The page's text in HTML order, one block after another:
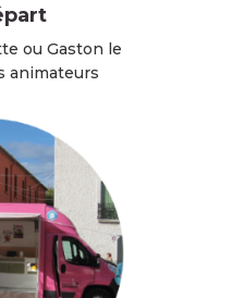
ou Gaston le
animateurs